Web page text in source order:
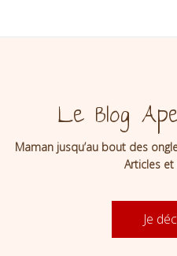
Le Blog
Maman jusqu’au bout des
Articles
Je